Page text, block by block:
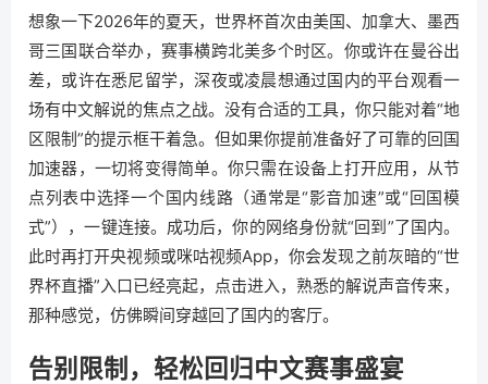
想象一下2026年的夏天，世界杯首次由美国、加拿大、墨西
哥三国联合举办，赛事横跨北美多个时区。你或许在曼谷出
差，或许在悉尼留学，深夜或凌晨想通过国内的平台观看一
场有中文解说的焦点之战。没有合适的工具，你只能对着“地
区限制”的提示框干着急。但如果你提前准备好了可靠的回国
加速器，一切将变得简单。你只需在设备上打开应用，从节
点列表中选择一个国内线路（通常是“影音加速”或“回国模
式”），一键连接。成功后，你的网络身份就“回到”了国内。
此时再打开央视频或咪咕视频App，你会发现之前灰暗的“世
界杯直播”入口已经亮起，点击进入，熟悉的解说声音传来，
那种感觉，仿佛瞬间穿越回了国内的客厅。
告别限制，轻松回归中文赛事盛宴